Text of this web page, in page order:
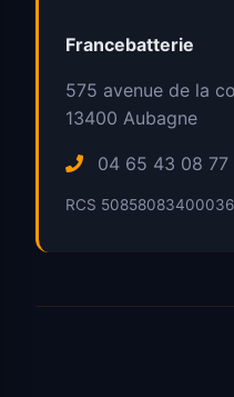
Francebatterie
575 avenue de la
13400 Aubagne
04 65 43 08 77
RCS 50858083400036